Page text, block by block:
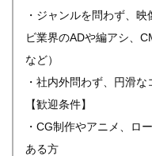
・ジャンルを問わず、
ビ業界のADや編アシ、
など）
・社内外問わず、円滑
【歓迎条件】
・CG制作やアニメ、ロ
ある方